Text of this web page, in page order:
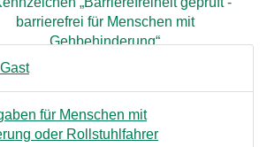
für Menschen mit
oder Rollstuhlfahrer